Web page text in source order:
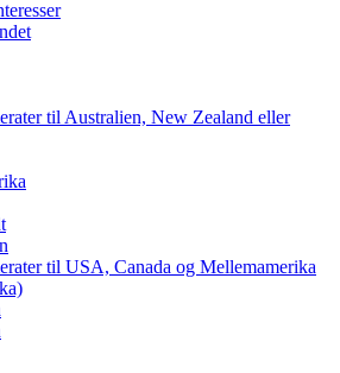
til Australien, New Zealand eller
til USA, Canada og Mellemamerika